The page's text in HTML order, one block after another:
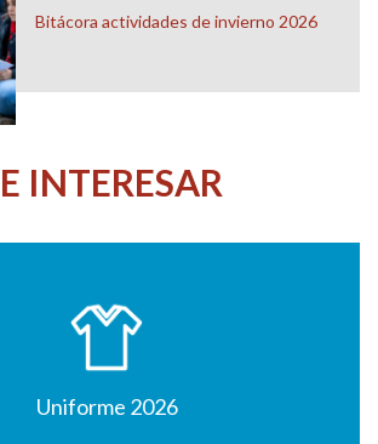
Bitácora actividades de invierno 2026
INTERESAR
Uniforme 2026